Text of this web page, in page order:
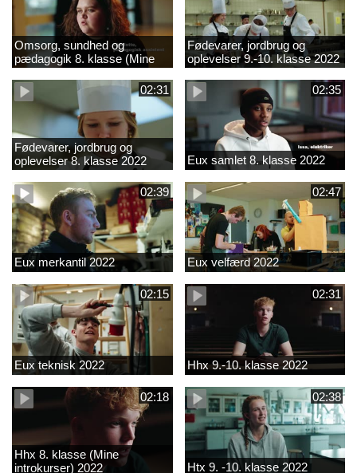
Omsorg, sundhed og
pædagogik 8. klasse (Mine
introkurser) 2022
Fødevarer, jordbrug og
oplevelser 9.-10. klasse 2022
02:31
Fødevarer, jordbrug og
oplevelser 8. klasse 2022
02:35
Eux samlet 8. klasse 2022
02:39
Eux merkantil 2022
02:47
Eux velfærd 2022
02:15
Eux teknisk 2022
02:31
Hhx 9.-10. klasse 2022
02:18
Hhx 8. klasse (Mine
introkurser) 2022
02:38
Htx 9. -10. klasse 2022